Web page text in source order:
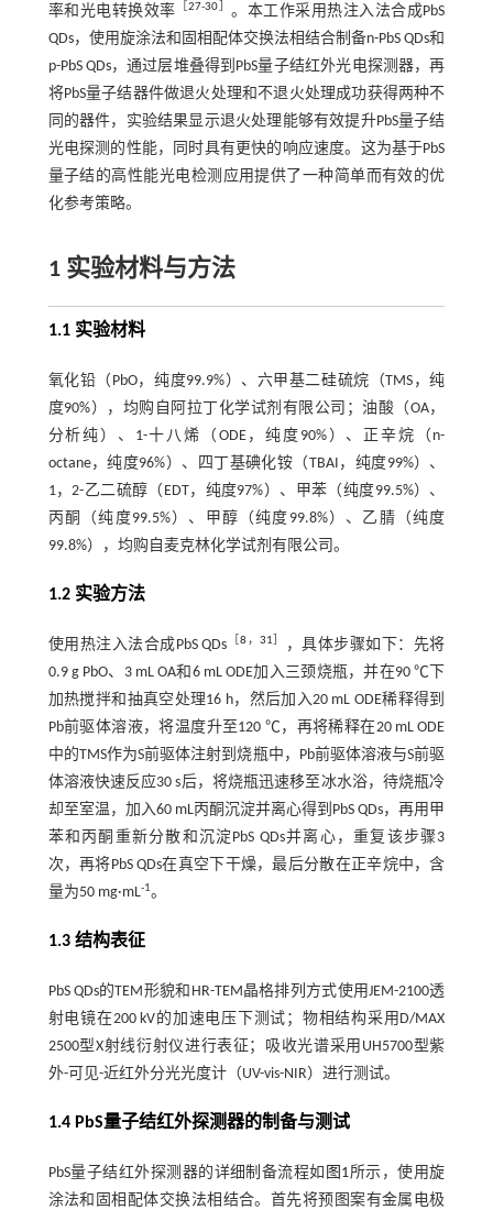
率和光电转换效率 ［27-30
。本工作采用热注入法合成PbS
QDs，使用旋涂法和固相配体交换法相结合制备n-PbS QDs和
p-PbS QDs，通过层堆叠得到PbS量子结红外光电探测器，再
将PbS量子结器件做退火处理和不退火处理成功获得两种不
同的器件，实验结果显示退火处理能够有效提升PbS量子结
光电探测的性能，同时具有更快的响应速度。这为基于PbS
量子结的高性能光电检测应用提供了一种简单而有效的优
化参考策略。
1 实验材料与方法
1.1 实验材料
氧化铅（PbO，纯度99.9%）、六甲基二硅硫烷（TMS，纯
度90%），均购自阿拉丁化学试剂有限公司；油酸（OA，
分析纯）、1-十八烯（ODE，纯度90%）、正辛烷（n-
octane，纯度96%）、四丁基碘化铵（TBAI，纯度99%）、
1，2-乙二硫醇（EDT，纯度97%）、甲苯（纯度99.5%）、
丙酮（纯度99.5%）、甲醇（纯度99.8%）、乙腈（纯度
99.8%），均购自麦克林化学试剂有限公司。
1.2 实验方法
使用热注入法合成PbS QDs ［8 ， 31
，具体步骤如下：先将
0.9 g PbO、3 mL OA和6 mL ODE加入三颈烧瓶，并在90 ℃下
加热搅拌和抽真空处理16 h，然后加入20 mL ODE稀释得到
Pb前驱体溶液，将温度升至120 ℃，再将稀释在20 mL ODE
中的TMS作为S前驱体注射到烧瓶中，Pb前驱体溶液与S前驱
体溶液快速反应30 s后，将烧瓶迅速移至冰水浴，待烧瓶冷
却至室温，加入60 mL丙酮沉淀并离心得到PbS QDs，再用甲
苯和丙酮重新分散和沉淀PbS QDs并离心，重复该步骤3
次，再将PbS QDs在真空下干燥，最后分散在正辛烷中，含
量为50 mg·mL-1。
1.3 结构表征
PbS QDs的TEM形貌和HR-TEM晶格排列方式使用JEM-2100透
射电镜在200 kV的加速电压下测试；物相结构采用D/MAX
2500型X射线衍射仪进行表征；吸收光谱采用UH5700型紫
外-可见-近红外分光光度计（UV-vis-NIR）进行测试。
1.4 PbS量子结红外探测器的制备与测试
PbS量子结红外探测器的详细制备流程如 图1所示，使用旋
涂法和固相配体交换法相结合。首先将预图案有金属电极